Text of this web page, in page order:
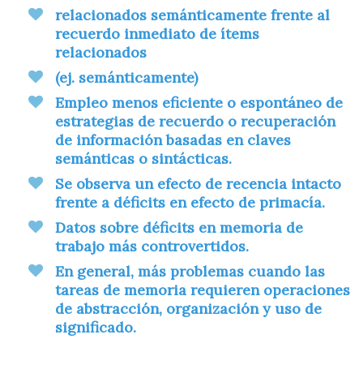
relacionados semánticamente frente al
recuerdo inmediato de ítems
relacionados
(ej. semánticamente)
Empleo menos eficiente o espontáneo de
estrategias de recuerdo o recuperación
de información basadas en claves
semánticas o sintácticas.
Se observa un efecto de recencia intacto
frente a déficits en efecto de primacía.
Datos sobre déficits en memoria de
trabajo más controvertidos.
En general, más problemas cuando las
tareas de memoria requieren operaciones
de abstracción, organización y uso de
significado.